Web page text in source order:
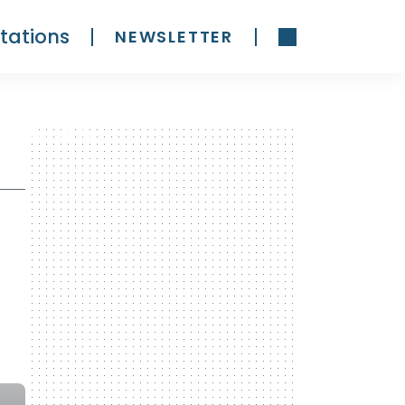
NEWSLETTER
300 x 600